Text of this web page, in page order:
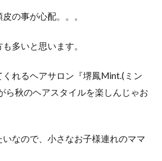
の事が心配。。。
多いと思います。
れるヘアサロン『堺鳳Mint.(ミン
ら秋のヘアスタイルを楽しんじゃお
なので、小さなお子様連れのママ